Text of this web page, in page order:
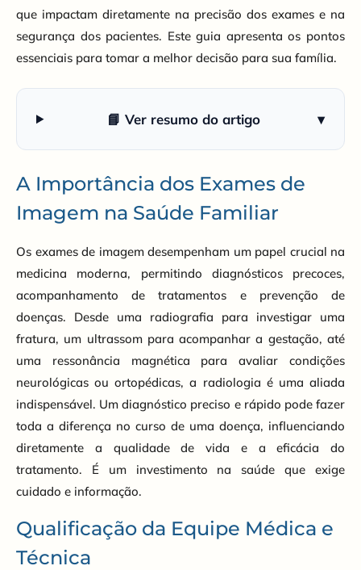
que impactam diretamente na precisão dos exames e na
segurança dos pacientes. Este guia apresenta os pontos
essenciais para tomar a melhor decisão para sua família.
📘 Ver resumo do artigo ▾
A Importância dos Exames de
Imagem na Saúde Familiar
Os exames de imagem desempenham um papel crucial na
medicina moderna, permitindo diagnósticos precoces,
acompanhamento de tratamentos e prevenção de
doenças. Desde uma radiografia para investigar uma
fratura, um ultrassom para acompanhar a gestação, até
uma ressonância magnética para avaliar condições
neurológicas ou ortopédicas, a radiologia é uma aliada
indispensável. Um diagnóstico preciso e rápido pode fazer
toda a diferença no curso de uma doença, influenciando
diretamente a qualidade de vida e a eficácia do
tratamento. É um investimento na saúde que exige
cuidado e informação.
Qualificação da Equipe Médica e
Técnica